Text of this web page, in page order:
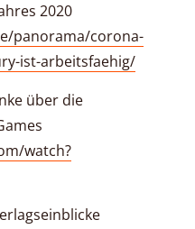
2020
panorama/corona-
ist-arbeitsfaehig/
über die
watch?